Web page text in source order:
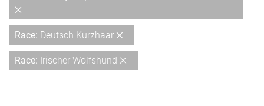
cet
Élément
Race Deutsch Kurzhaar
cet
Élément
Race Irischer Wolfshund
cet